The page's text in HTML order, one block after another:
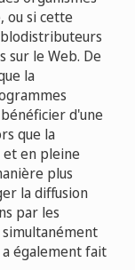
ou si cette
sur le Web. De
la
d'une
que la
et en pleine
plus
la diffusion
par les
également fait